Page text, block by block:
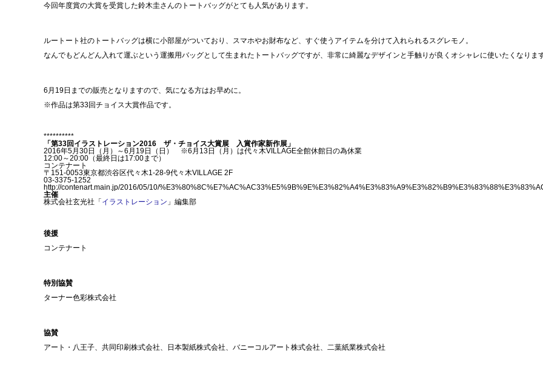
今回年度賞の大賞を受賞した鈴木圭さんのトートバッグがとても人気があります。
ルートート社のトートバッグは横に小部屋がついており、スマホやお財布など、すぐ使うアイテムを分けて入れられるスグレモノ。
なんでもどんどん入れて運ぶという運搬用バッグとして生まれたトートバッグですが、非常に綺麗なデザインと手触りが良くオシャレに使いたくなります
6月19日までの販売となりますので、気になる方はお早めに。
※作品は第33回チョイス大賞作品です。
**********
「第33回イラストレーション2016 ザ・チョイス大賞展 入賞作家新作展」
2016年5月30日（月）～6月19日（日） ※6月13日（月）は代々木VILLAGE全館休館日の為休業
12:00～20:00（最終日は17:00まで）
コンテナート
〒151-0053東京都渋谷区代々木1-28-9代々木VILLAGE 2F
03-3375-1252
http://contenart.main.jp/2016/05/10/
主催
株式会社玄光社「イラストレーション 」編集部
後援
コンテナート
特別協賛
ターナー色彩株式会社
協賛
アート・八王子、共同印刷株式会社、日本製紙株式会社、バニーコルアート株式会社、二葉紙業株式会社